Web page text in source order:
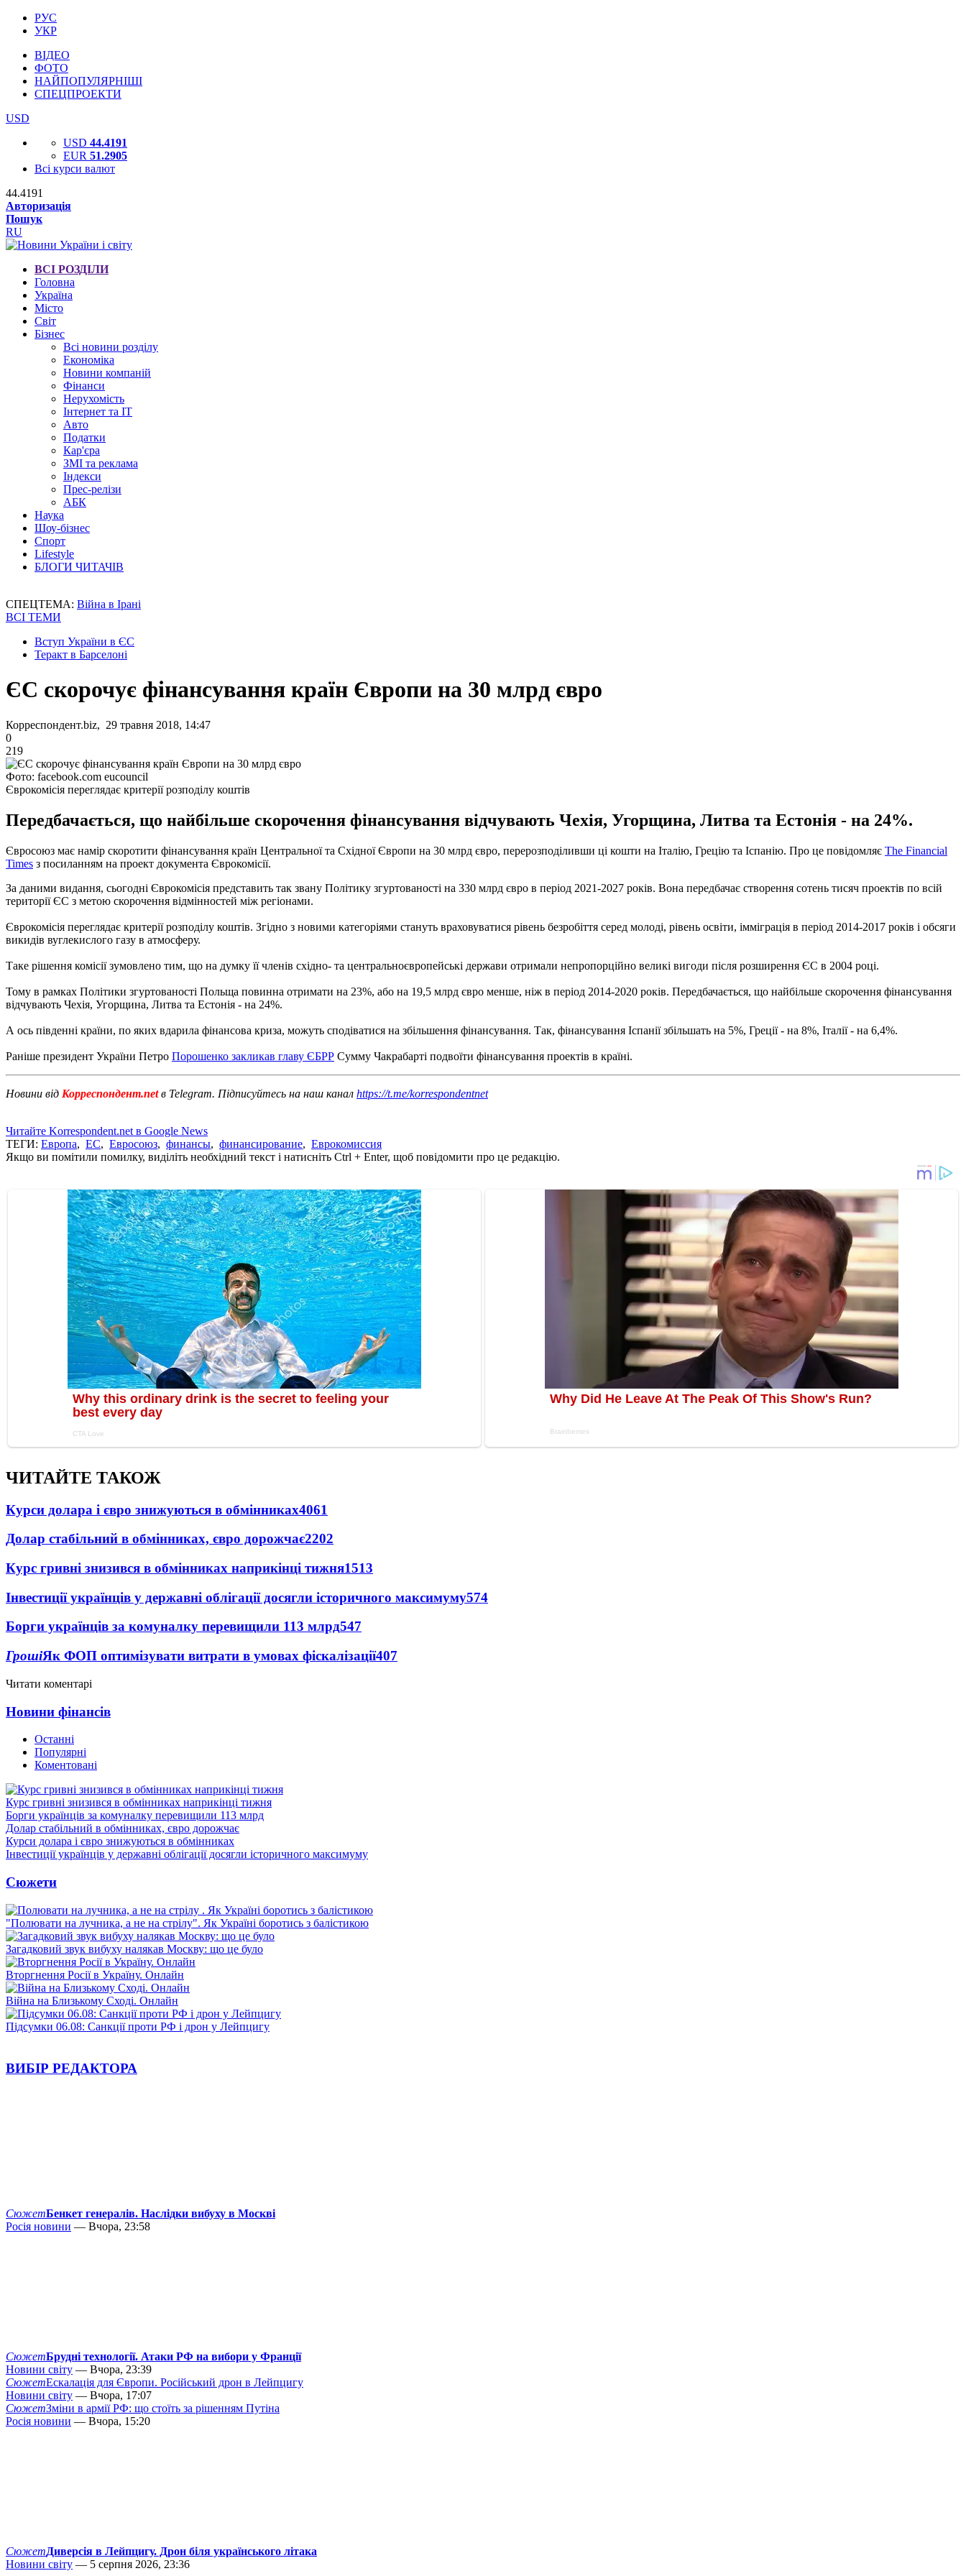
РУС
УКР
ВІДЕО
ФОТО
НАЙПОПУЛЯРНІШІ
СПЕЦПРОЕКТИ
USD
USD 44.4191
EUR 51.2905
Всі курси валют
44.4191
Авторизація
Пошук
RU
ВСІ РОЗДІЛИ
Головна
Україна
Місто
Світ
Бізнес
Всі новини розділу
Економіка
Новини компаній
Фінанси
Нерухомість
Інтернет та IT
Авто
Податки
Кар'єра
ЗМІ та реклама
Індекси
Прес-релізи
АБК
Наука
Шоу-бізнес
Спорт
Lifestyle
БЛОГИ ЧИТАЧІВ
СПЕЦТЕМА: Війна в Ірані
ВСІ ТЕМИ
Вступ України в ЄС
Теракт в Барселоні
ЄС скорочує фінансування країн Європи на 30 млрд євро
Корреспондент.biz, 29 травня 2018, 14:47
0
219
Фото: facebook.com eucouncil
Єврокомісія переглядає критерії розподілу коштів
Передбачається, що найбільше скорочення фінансування відчувають Чехія, Угорщина, Литва та Естонія - на 24%.
Євросоюз має намір скоротити фінансування країн Центральної та Східної Європи на 30 млрд євро, перерозподіливши ці кошти на Італію, Грецію та Іспанію. Про це повідомляє The Financial
Times з посиланням на проект документа Єврокомісії.
За даними видання, сьогодні Єврокомісія представить так звану Політику згуртованості на 330 млрд євро в період 2021-2027 років. Вона передбачає створення сотень тисяч проектів по всій
території ЄС з метою скорочення відмінностей між регіонами.
Єврокомісія переглядає критерії розподілу коштів. Згідно з новими категоріями стануть враховуватися рівень безробіття серед молоді, рівень освіти, імміграція в період 2014-2017 років і обсяги
викидів вуглекислого газу в атмосферу.
Таке рішення комісії зумовлено тим, що на думку її членів східно- та центральноєвропейські держави отримали непропорційно великі вигоди після розширення ЄС в 2004 році.
Тому в рамках Політики згуртованості Польща повинна отримати на 23%, або на 19,5 млрд євро менше, ніж в період 2014-2020 років. Передбачається, що найбільше скорочення фінансування
відчувають Чехія, Угорщина, Литва та Естонія - на 24%.
А ось південні країни, по яких вдарила фінансова криза, можуть сподіватися на збільшення фінансування. Так, фінансування Іспанії збільшать на 5%, Греції - на 8%, Італії - на 6,4%.
Раніше президент України Петро Порошенко закликав главу ЄБРР Сумму Чакрабарті подвоїти фінансування проектів в країні.
Новини від Корреспондент.netв Telegram. Підписуйтесь на наш канал https://t.me/korrespondentnet
Читайте Korrespondent.net в Google News
ТЕГИ: Европа, ЕС, Евросоюз, финансы, финансирование, Еврокомиссия
Якщо ви помітили помилку, виділіть необхідний текст і натисніть Ctrl + Enter, щоб повідомити про це редакцію.
ЧИТАЙТЕ ТАКОЖ
Курси долара і євро знижуються в обмінниках4061
Долар стабільний в обмінниках, євро дорожчає2202
Курс гривні знизився в обмінниках наприкінці тижня1513
Інвестиції українців у державні облігації досягли історичного максимуму574
Борги українців за комуналку перевищили 113 млрд547
ГрошіЯк ФОП оптимізувати витрати в умовах фіскалізації407
Читати коментарі
Новини фінансів
Останні
Популярні
Коментовані
Курс гривні знизився в обмінниках наприкінці тижня
Борги українців за комуналку перевищили 113 млрд
Долар стабільний в обмінниках, євро дорожчає
Курси долара і євро знижуються в обмінниках
Інвестиції українців у державні облігації досягли історичного максимуму
Сюжети
"Полювати на лучника, а не на стрілу". Як Україні боротись з балістикою
Загадковий звук вибуху налякав Москву: що це було
Вторгнення Росії в Україну. Онлайн
Війна на Близькому Сході. Онлайн
Підсумки 06.08: Санкції проти РФ і дрон у Лейпцигу
ВИБІР РЕДАКТОРА
СюжетБенкет генералів. Наслідки вибуху в Москві
Росія новини — Вчора, 23:58
СюжетБрудні технології. Атаки РФ на вибори у Франції
Новини світу — Вчора, 23:39
СюжетЕскалація для Європи. Російський дрон в Лейпцигу
Новини світу — Вчора, 17:07
СюжетЗміни в армії РФ: що стоїть за рішенням Путіна
Росія новини — Вчора, 15:20
СюжетДиверсія в Лейпцигу. Дрон біля українського літака
Новини світу — 5 серпня 2026, 23:36